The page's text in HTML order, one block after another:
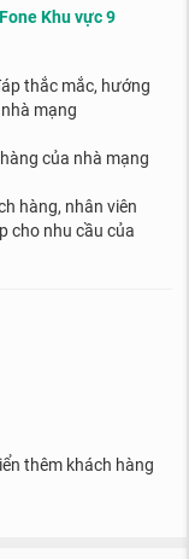
Khu vực 9
thắc mắc, hướng
mạng
của nhà mạng
hàng, nhân viên
cho nhu cầu của
thêm khách hàng